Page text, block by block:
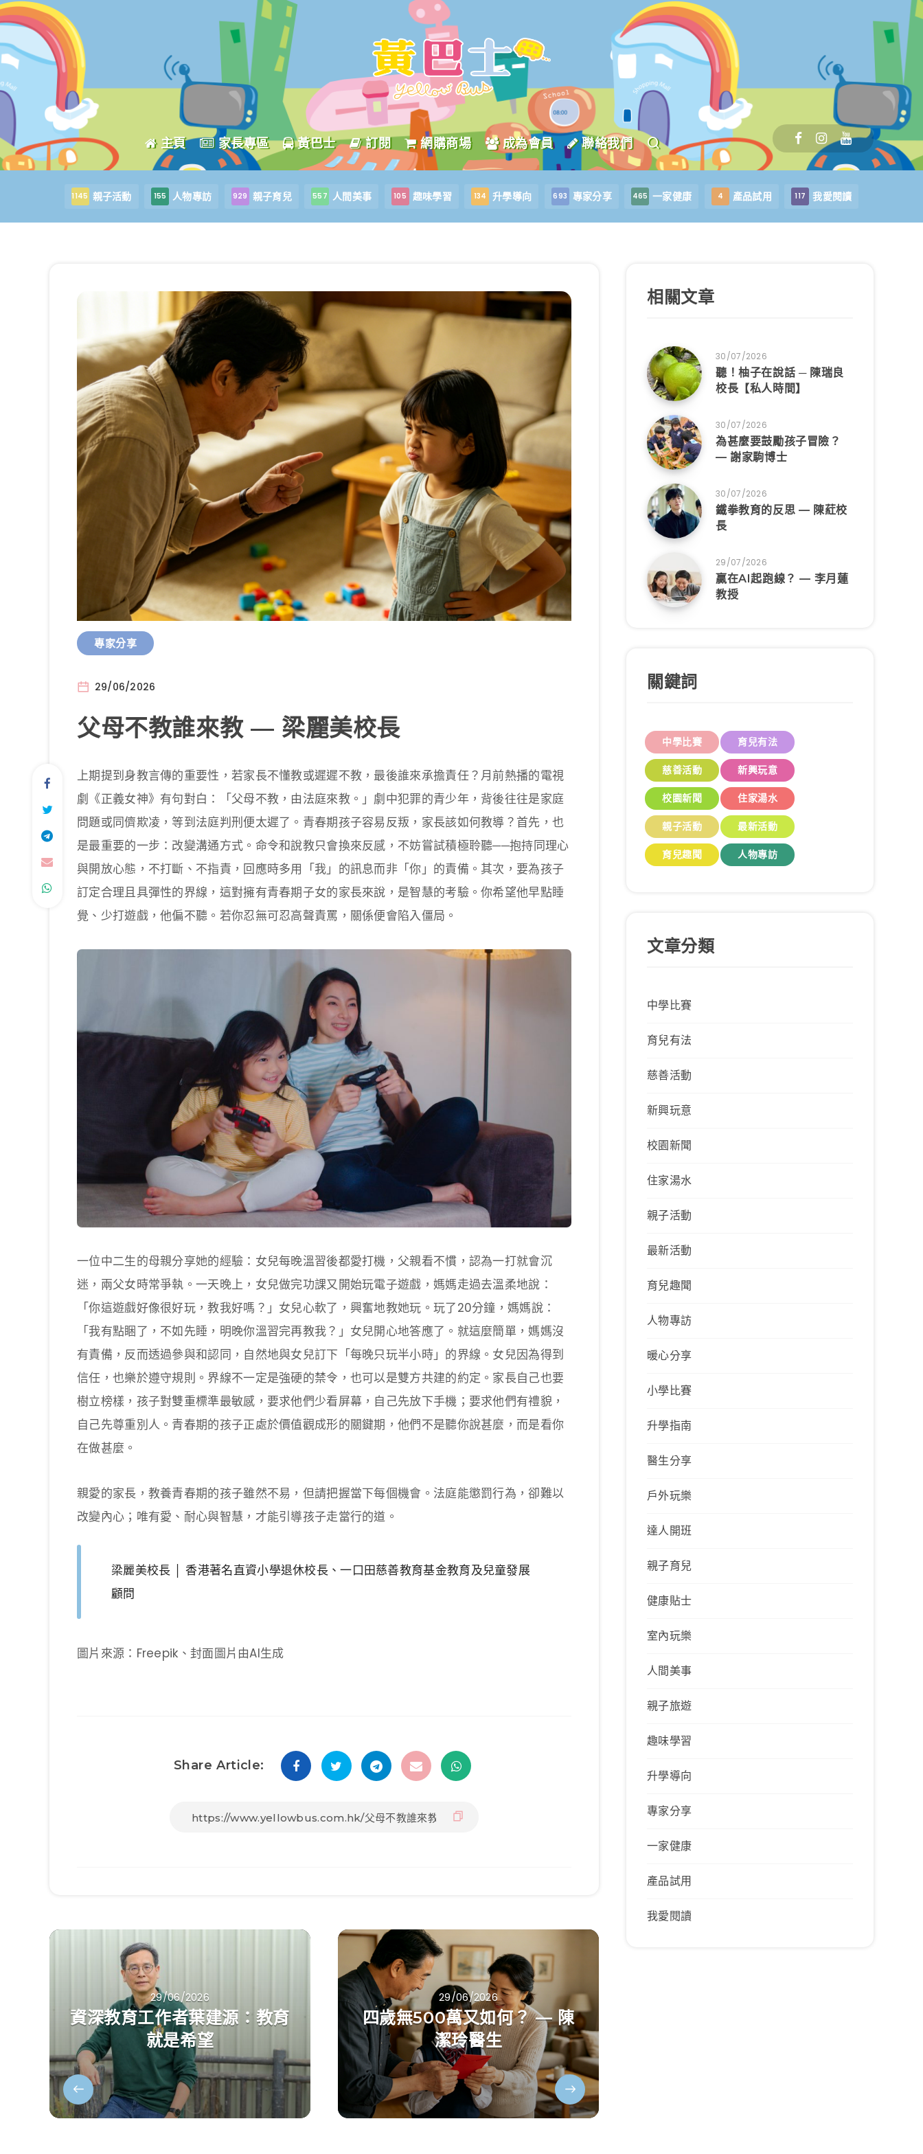
主頁 家長專區 黃巴士 訂閱 網購商場 成為會員 聯絡我們
1145 親子活動 155 人物專訪 929 親子育兒 557 人間美事 105 趣味學習 134 升學導向 693 專家分享 465 一家健康 4 產品試用 117 我愛閱讀
專家分享
29/06/2026
父母不教誰來教 — 梁麗美校長
上期提到身教言傳的重要性，若家長不懂教或遲遲不教，最後誰來承擔責任？月前熱播的電視
劇《正義女神》有句對白：「父母不教，由法庭來教。」劇中犯罪的青少年，背後往往是家庭
問題或同儕欺凌，等到法庭判刑便太遲了。青春期孩子容易反叛，家長該如何教導？首先，也
是最重要的一步：改變溝通方式。命令和說教只會換來反感，不妨嘗試積極聆聽──抱持同理心
與開放心態，不打斷、不指責，回應時多用「我」的訊息而非「你」的責備。其次，要為孩子
訂定合理且具彈性的界線，這對擁有青春期子女的家長來說，是智慧的考驗。你希望他早點睡
覺、少打遊戲，他偏不聽。若你忍無可忍高聲責罵，關係便會陷入僵局。
一位中二生的母親分享她的經驗：女兒每晚溫習後都愛打機，父親看不慣，認為一打就會沉
迷，兩父女時常爭執。一天晚上，女兒做完功課又開始玩電子遊戲，媽媽走過去溫柔地說：
「你這遊戲好像很好玩，教我好嗎？」女兒心軟了，興奮地教她玩。玩了20分鐘，媽媽說：
「我有點睏了，不如先睡，明晚你溫習完再教我？」女兒開心地答應了。就這麼簡單，媽媽沒
有責備，反而透過參與和認同，自然地與女兒訂下「每晚只玩半小時」的界線。女兒因為得到
信任，也樂於遵守規則。界線不一定是強硬的禁令，也可以是雙方共建的約定。家長自己也要
樹立榜樣，孩子對雙重標準最敏感，要求他們少看屏幕，自己先放下手機；要求他們有禮貌，
自己先尊重別人。青春期的孩子正處於價值觀成形的關鍵期，他們不是聽你說甚麼，而是看你
在做甚麼。
親愛的家長，教養青春期的孩子雖然不易，但請把握當下每個機會。法庭能懲罰行為，卻難以
改變內心；唯有愛、耐心與智慧，才能引導孩子走當行的道。
梁麗美校長 │ 香港著名直資小學退休校長、一口田慈善教育基金教育及兒童發展
顧問
圖片來源：Freepik、封面圖片由AI生成
Share Article:
29/06/2026
資深教育工作者葉建源：教育
就是希望
29/06/2026
四歲無500萬又如何？ — 陳
潔玲醫生
相關文章
30/07/2026
聽！柚子在說話 ─ 陳瑞良
校長【私人時間】
30/07/2026
為甚麼要鼓勵孩子冒險？
— 謝家駒博士
30/07/2026
鐵拳教育的反思 — 陳葒校
長
29/07/2026
贏在AI起跑線？ — 李月蓮
教授
關鍵詞
中學比賽 育兒有法
慈善活動 新興玩意
校園新聞 住家湯水
親子活動 最新活動
育兒趣聞 人物專訪
文章分類
中學比賽
育兒有法
慈善活動
新興玩意
校園新聞
住家湯水
親子活動
最新活動
育兒趣聞
人物專訪
暖心分享
小學比賽
升學指南
醫生分享
戶外玩樂
達人開班
親子育兒
健康貼士
室內玩樂
人間美事
親子旅遊
趣味學習
升學導向
專家分享
一家健康
產品試用
我愛閱讀